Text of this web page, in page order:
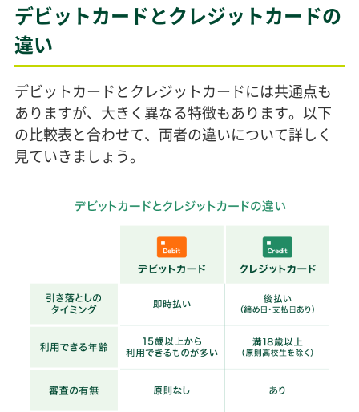
デビットカードとクレジットカードの
違い
デビットカードとクレジットカードには共通点も
ありますが、大きく異なる特徴もあります。以下
の比較表と合わせて、両者の違いについて詳しく
見ていきましょう。